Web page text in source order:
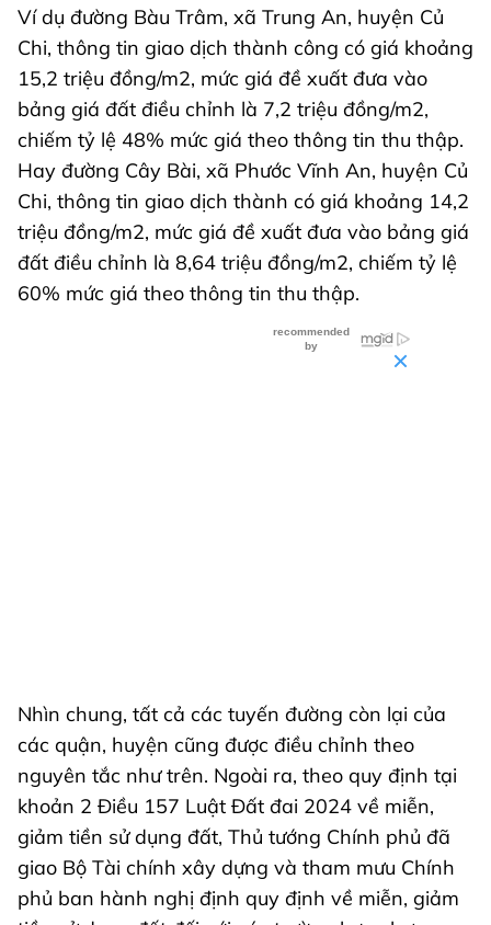
Ví dụ đường Bàu Trâm, xã Trung An, huyện Củ
Chi, thông tin giao dịch thành công có giá khoảng
15,2 triệu đồng/m2, mức giá đề xuất đưa vào
bảng giá đất điều chỉnh là 7,2 triệu đồng/m2,
chiếm tỷ lệ 48% mức giá theo thông tin thu thập.
Hay đường Cây Bài, xã Phước Vĩnh An, huyện Củ
Chi, thông tin giao dịch thành có giá khoảng 14,2
triệu đồng/m2, mức giá đề xuất đưa vào bảng giá
đất điều chỉnh là 8,64 triệu đồng/m2, chiếm tỷ lệ
60% mức giá theo thông tin thu thập.
Nhìn chung, tất cả các tuyến đường còn lại của
các quận, huyện cũng được điều chỉnh theo
nguyên tắc như trên. Ngoài ra, theo quy định tại
khoản 2 Điều 157 Luật Đất đai 2024 về miễn,
giảm tiền sử dụng đất, Thủ tướng Chính phủ đã
giao Bộ Tài chính xây dựng và tham mưu Chính
phủ ban hành nghị định quy định về miễn, giảm